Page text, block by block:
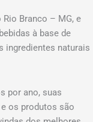
Branco – MG, e
à base de
ingredientes naturais
por ano, suas
os produtos são